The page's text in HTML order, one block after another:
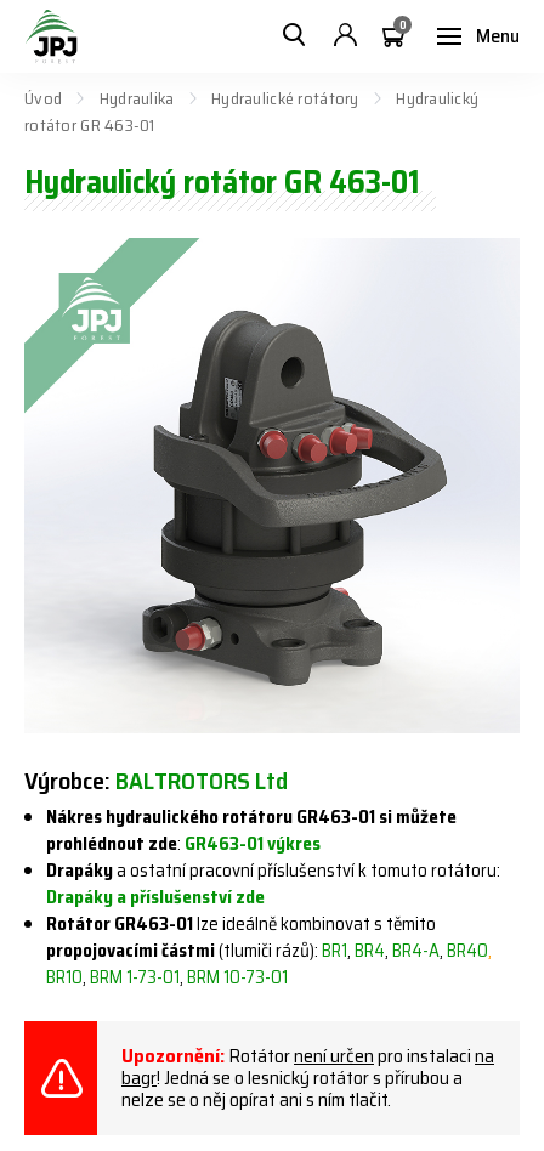
Menu
0
Úvod Hydraulika Hydraulické rotátory
Hydraulický
rotátor GR 463-01
Hydraulický rotátor GR 463-01
Výrobce:BALTROTORS Ltd
Nákres hydraulického rotátoru GR463-01 si můžete
prohlédnout zde: GR463-01 výkres
Drapákya ostatní pracovní příslušenství k tomuto rotátoru:
Drapáky a příslušenství zde
Rotátor GR463-01lze ideálně kombinovat s těmito
propojovacími částmi(tlumiči rázů):BR1,BR4,BR4-A,BR40,
BR10,BRM 1-73-01,BRM 10-73-01
Upozornění:Rotátornení určenpro instalacina
bagr! Jedná se o lesnický rotátor s přírubou a
nelze se o něj opírat ani s ním tlačit.